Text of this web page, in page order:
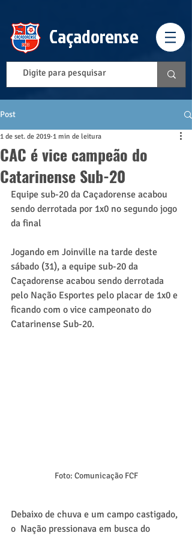
Caçadorense
Post
CAC é vice campeão do
Catarinense Sub-20
1 de set. de 2019 1 min de leitura
Equipe sub-20 da Caçadorense acabou
sendo derrotada por 1x0 no segundo jogo
da final
Jogando em Joinville na tarde deste
sábado (31), a equipe sub-20 da
Caçadorense acabou sendo derrotada
pelo Nação Esportes pelo placar de 1x0 e
ficando com o vice campeonato do
Catarinense Sub-20.
Foto: Comunicação FCF
Debaixo de chuva e um campo castigado,
o  Nação pressionava em busca do